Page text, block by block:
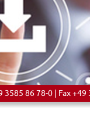
3585 86 78-0 | Fax